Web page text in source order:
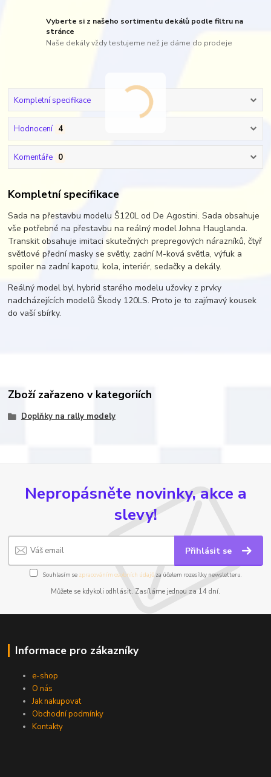
Vyberte si z našeho sortimentu dekálů podle filtru na
stránce
Naše dekály vždy testujeme než je dáme do prodeje
Kompletní specifikace
Hodnocení 4
Komentáře 0
Kompletní specifikace
Sada na přestavbu modelu Š120L od De Agostini. Sada obsahuje
vše potřebné na přestavbu na reálný model Johna Hauglanda.
Transkit obsahuje imitaci skutečných prepregových nárazníků, čtyř
světlové přední masky se světly, zadní M-ková světla, výfuk a
spoiler na zadní kapotu, kola, interiér, sedačky a dekály.
Reálný model byl hybrid starého modelu užovky z prvky
nadcházejících modelů Škody 120LS. Proto je to zajímavý kousek
do vaší sbírky.
Zboží zařazeno v kategoriích
Doplňky na rally modely
Nepropásněte novinky, akce a
slevy!
Přihlásit se
Souhlasím se zpracováním osobních údajůza účelem rozesílky newsletteru.
Můžete se kdykoli odhlásit. Zasíláme jednou za 14 dní.
Informace pro zákazníky
e-shop
O nás
Jak nakupovat
Obchodní podmínky
Kontakty